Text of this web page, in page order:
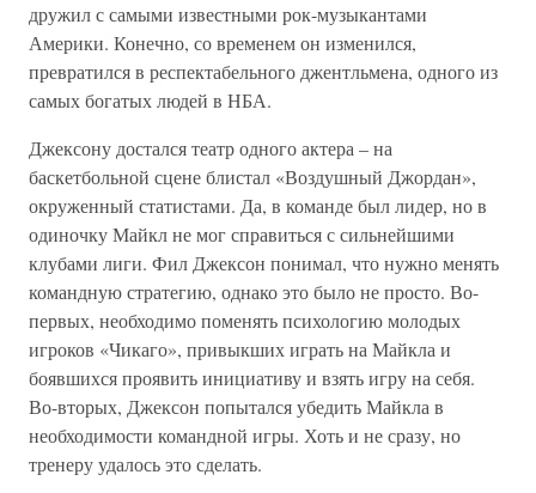
дружил с самыми известными рок-музыкантами
Америки. Конечно, со временем он изменился,
превратился в респектабельного джентльмена, одного из
самых богатых людей в НБА.
Джексону достался театр одного актера – на
баскетбольной сцене блистал «Воздушный Джордан»,
окруженный статистами. Да, в команде был лидер, но в
одиночку Майкл не мог справиться с сильнейшими
клубами лиги. Фил Джексон понимал, что нужно менять
командную стратегию, однако это было не просто. Во-
первых, необходимо поменять психологию молодых
игроков «Чикаго», привыкших играть на Майкла и
боявшихся проявить инициативу и взять игру на себя.
Во-вторых, Джексон попытался убедить Майкла в
необходимости командной игры. Хоть и не сразу, но
тренеру удалось это сделать.